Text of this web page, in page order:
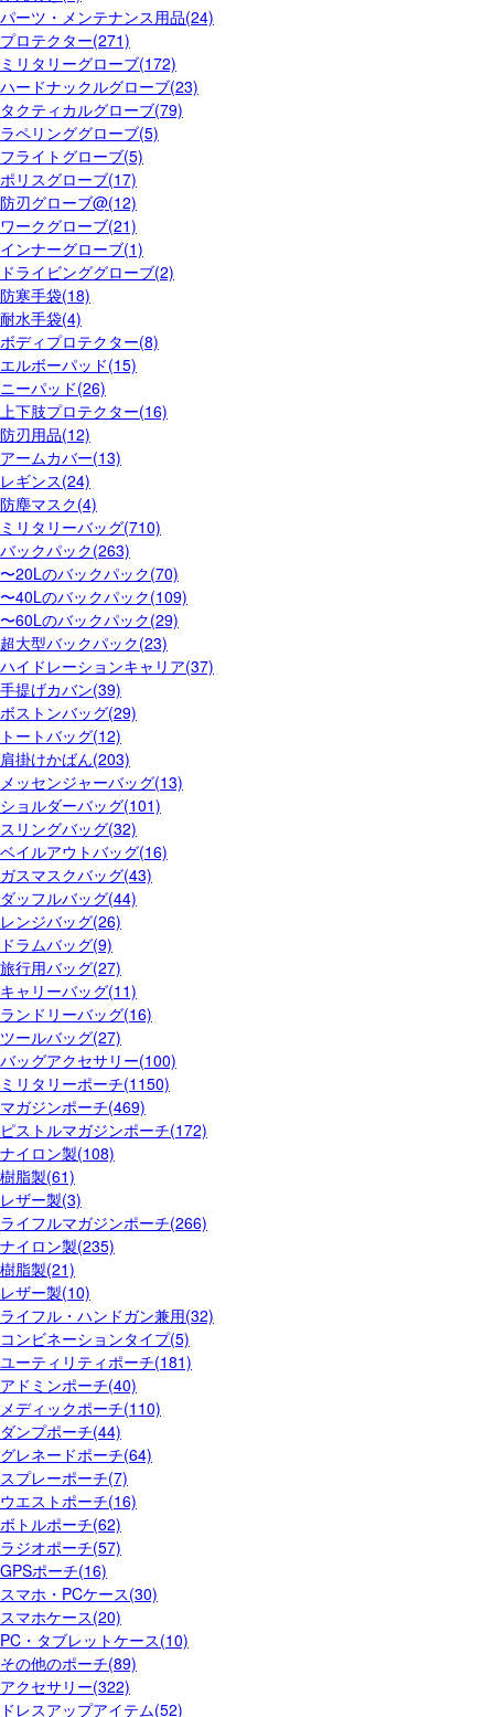
パーツ・メンテナンス用品(24)
プロテクター(271)
ミリタリーグローブ(172)
ハードナックルグローブ(23)
タクティカルグローブ(79)
ラペリンググローブ(5)
フライトグローブ(5)
ポリスグローブ(17)
防刃グローブ@(12)
ワークグローブ(21)
インナーグローブ(1)
ドライビンググローブ(2)
防寒手袋(18)
耐水手袋(4)
ボディプロテクター(8)
エルボーパッド(15)
ニーパッド(26)
上下肢プロテクター(16)
防刃用品(12)
アームカバー(13)
レギンス(24)
防塵マスク(4)
ミリタリーバッグ(710)
バックパック(263)
〜20Lのバックパック(70)
〜40Lのバックパック(109)
〜60Lのバックパック(29)
超大型バックパック(23)
ハイドレーションキャリア(37)
手提げカバン(39)
ボストンバッグ(29)
トートバッグ(12)
肩掛けかばん(203)
メッセンジャーバッグ(13)
ショルダーバッグ(101)
スリングバッグ(32)
ベイルアウトバッグ(16)
ガスマスクバッグ(43)
ダッフルバッグ(44)
レンジバッグ(26)
ドラムバッグ(9)
旅行用バッグ(27)
キャリーバッグ(11)
ランドリーバッグ(16)
ツールバッグ(27)
バッグアクセサリー(100)
ミリタリーポーチ(1150)
マガジンポーチ(469)
ピストルマガジンポーチ(172)
ナイロン製(108)
樹脂製(61)
レザー製(3)
ライフルマガジンポーチ(266)
ナイロン製(235)
樹脂製(21)
レザー製(10)
ライフル・ハンドガン兼用(32)
コンビネーションタイプ(5)
ユーティリティポーチ(181)
アドミンポーチ(40)
メディックポーチ(110)
ダンプポーチ(44)
グレネードポーチ(64)
スプレーポーチ(7)
ウエストポーチ(16)
ボトルポーチ(62)
ラジオポーチ(57)
GPSポーチ(16)
スマホ・PCケース(30)
スマホケース(20)
PC・タブレットケース(10)
その他のポーチ(89)
アクセサリー(322)
ドレスアップアイテム(52)